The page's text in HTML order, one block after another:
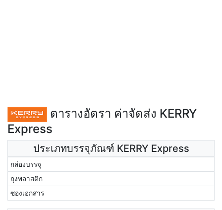
ตารางอัตรา ค่าจัดส่ง KERRY
Express
ประเภทบรรจุภัณฑ์ KERRY Express
กล่องบรรจุ
ถุงพลาสติก
ซองเอกสาร